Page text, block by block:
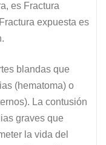
es Fractura
expuesta es
blandas que
(hematoma) o
La contusión
graves que
la vida del